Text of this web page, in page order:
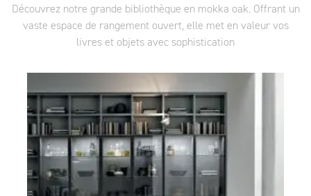
Découvrez notre grande bibliothèque en mokka oak. Offrant un
vaste espace de rangement ouvert, elle met en valeur vos
livres et objets avec sophistication